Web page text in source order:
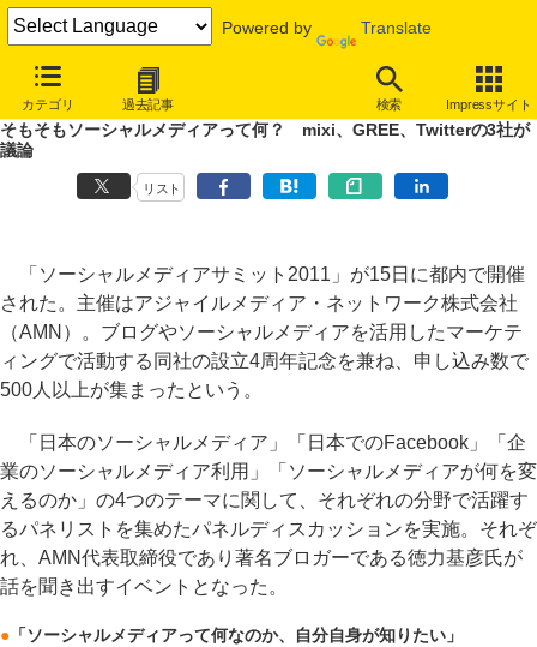
Powered by Translate
カテゴリ 過去記事 検索 Impressサイト
INTERNET Watch イベント
ソーシャルメディアサミ
そもそもソーシャルメディアって何？ mixi、GREE、Twitterの3社が
議論
リスト
「ソーシャルメディアサミット2011」が15日に都内で開催
された。主催はアジャイルメディア・ネットワーク株式会社
（AMN）。ブログやソーシャルメディアを活用したマーケテ
ィングで活動する同社の設立4周年記念を兼ね、申し込み数で
500人以上が集まったという。
「日本のソーシャルメディア」「日本でのFacebook」「企
業のソーシャルメディア利用」「ソーシャルメディアが何を変
えるのか」の4つのテーマに関して、それぞれの分野で活躍す
るパネリストを集めたパネルディスカッションを実施。それぞ
れ、AMN代表取締役であり著名ブロガーである徳力基彦氏が
話を聞き出すイベントとなった。
● 「ソーシャルメディアって何なのか、自分自身が知りたい」